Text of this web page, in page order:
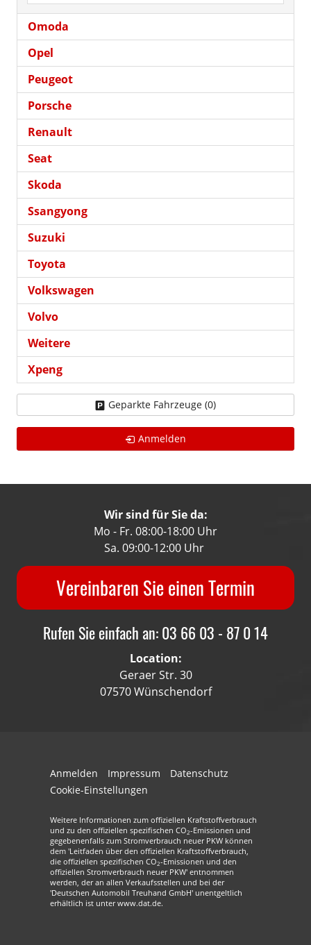
Omoda
Opel
Peugeot
Porsche
Renault
Seat
Skoda
Ssangyong
Suzuki
Toyota
Volkswagen
Volvo
Weitere
Xpeng
Geparkte Fahrzeuge (0)
Anmelden
Wir sind für Sie da:
Mo - Fr. 08:00-18:00 Uhr
Sa. 09:00-12:00 Uhr
Vereinbaren Sie einen Termin
Rufen Sie einfach an: 03 66 03 - 87 0 14
Location:
Geraer Str. 30
07570 Wünschendorf
Anmelden Impressum
Datenschutz
Cookie-Einstellungen
Weitere Informationen zum offiziellen Kraftstoffverbrauch
und zu den offiziellen spezifischen CO2-Emissionen und
gegebenenfalls zum Stromverbrauch neuer PKW können
dem 'Leitfaden über den offiziellen Kraftstoffverbrauch,
die offiziellen spezifischen CO2-Emissionen und den
offiziellen Stromverbrauch neuer PKW' entnommen
werden, der an allen Verkaufsstellen und bei der
'Deutschen Automobil Treuhand GmbH' unentgeltlich
erhältlich ist unter www.dat.de.